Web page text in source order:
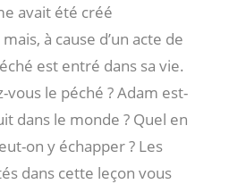
avait été créé
à cause d’un acte de
est entré dans sa vie.
le péché ? Adam est-
dans le monde ? Quel en
on y échapper ? Les
dans cette leçon vous